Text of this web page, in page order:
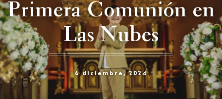
Primera Comunión en
Las Nubes
6 diciembre, 2024